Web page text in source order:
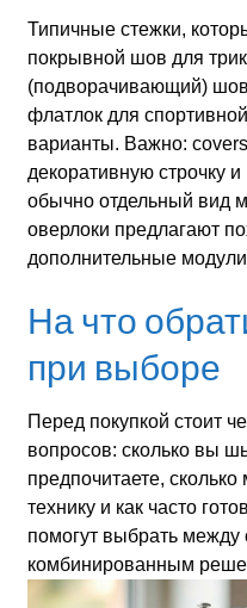
Типичные стежки,
покрывной шов для
(подворачивающий) шов
флатлок для
варианты. Важно:
декоративную строчку
обычно отдельный вид
оверлоки предлагают
дополнительные
На что
при выборе
Перед покупкой стоит
вопросов: сколько вы
предпочитаете,
технику и как часто
помогут выбрать
комбинированным